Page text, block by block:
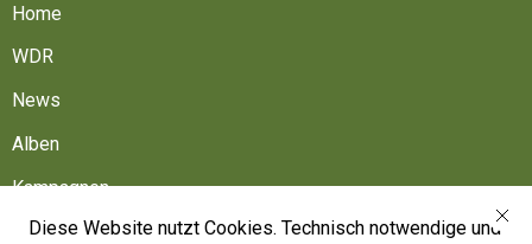
Diese Website nutzt Cookies. Technisch notwendige und
Home
WDR
News
Alben
Kampagnen
Friedhöfe